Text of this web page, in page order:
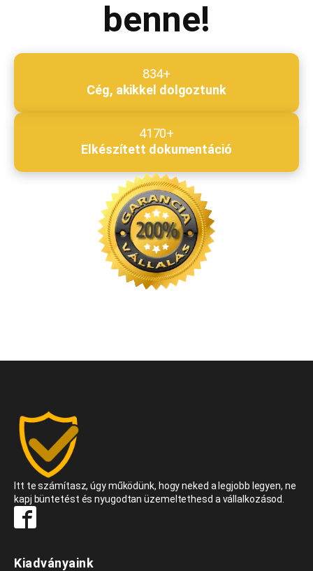
benne!
834+
Cég, akikkel dolgoztunk
4170+
Elkészített dokumentáció
Itt te számítasz, úgy működünk, hogy neked a legjobb legyen, ne
kapj büntetést és nyugodtan üzemeltethesd a vállalkozásod.
Kiadványaink